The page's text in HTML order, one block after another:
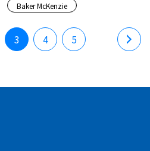
Baker McKenzie
3 4 5